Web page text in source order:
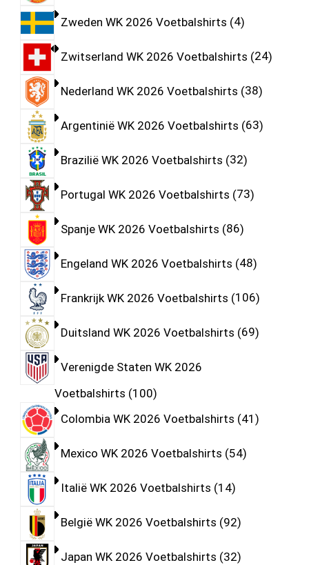
Zweden WK 2026 Voetbalshirts 4
Zwitserland WK 2026 Voetbalshirts 24
Nederland WK 2026 Voetbalshirts 38
Argentinië WK 2026 Voetbalshirts 63
Brazilië WK 2026 Voetbalshirts 32
Portugal WK 2026 Voetbalshirts 73
Spanje WK 2026 Voetbalshirts 86
Engeland WK 2026 Voetbalshirts 48
Frankrijk WK 2026 Voetbalshirts 106
Duitsland WK 2026 Voetbalshirts 69
Verenigde Staten WK 2026
Voetbalshirts 100
Colombia WK 2026 Voetbalshirts 41
Mexico WK 2026 Voetbalshirts 54
Italië WK 2026 Voetbalshirts 14
België WK 2026 Voetbalshirts 92
Japan WK 2026 Voetbalshirts 32